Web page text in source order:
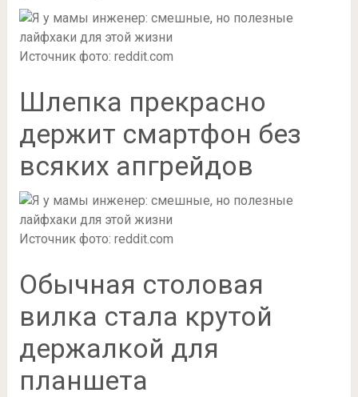
Источник фото: reddit.com
Шлепка прекрасно
держит смартфон без
всяких апгрейдов
Источник фото: reddit.com
Обычная столовая
вилка стала крутой
держалкой для
планшета